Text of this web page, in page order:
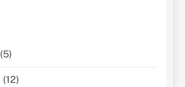
(5)
(12)